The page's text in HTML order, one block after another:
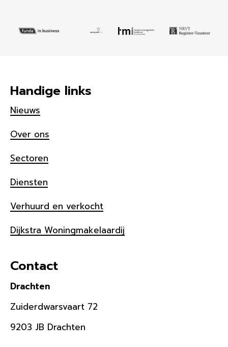
Handige links
Nieuws
Over ons
Sectoren
Diensten
Verhuurd en verkocht
Dijkstra Woningmakelaardij
Contact
Drachten
Zuiderdwarsvaart 72
9203 JB Drachten